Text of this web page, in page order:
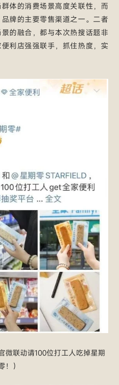
体的消费场景高度关联性，而
牌的主要零售渠道之一。二者
的融合，都与本次热搜话题非
利店强强联手，抓住热度，实
微联动请100位打工人吃掉星期
！）